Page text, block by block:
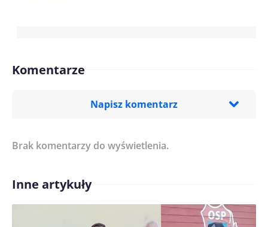
Komentarze
Napisz komentarz
Treść komentarza*
Imię/ Nick*
Brak komentarzy do wyświetlenia.
Inne artykuły